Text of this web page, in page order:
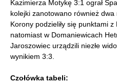
Kazimierza Motykę 3:1 ograł
kolejki zanotowano również
Korony podzieliły się punktami
natomiast w Domaniewicach
Jaroszowiec urządzili niezłe
wynikiem 3:3.
Czołówka tabeli: